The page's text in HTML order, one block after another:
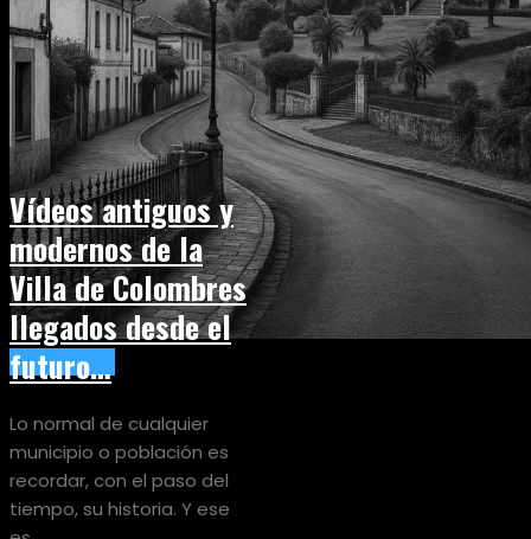
Miscelánea
Vídeos antiguos y
modernos de la
Villa de Colombres
llegados desde el
futuro…
Lo normal de cualquier
municipio o población es
recordar, con el paso del
tiempo, su historia. Y ese